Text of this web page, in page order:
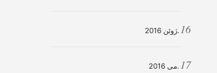
ژوئن 2016
می 2016